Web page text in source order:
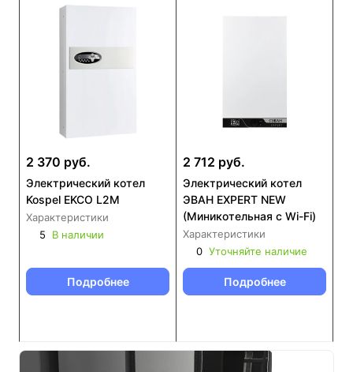
2 370 руб.
Электрический котел
Kospel EKCO L2M
Характеристики
5
В наличии
Подробнее
2 712 руб.
Электрический котел
ЭВАН EXPERT NEW
(Миникотельная с Wi-Fi)
Характеристики
0 Уточняйте наличие
Подробнее